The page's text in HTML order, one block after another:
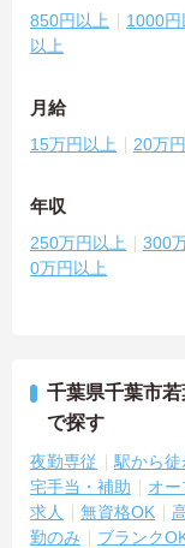
850円以上 1000円
以上
月給
15万円以上 20万
年収
250万円以上 300
0万円以上
千葉県千葉市
で探す
夜勤専従 駅から
宅手当・補助
オ
求人
無資格OK
勤のみ
ブランク